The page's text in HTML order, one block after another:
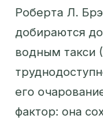
Роберта Л.
добираются
водным такси
его
фактор: она